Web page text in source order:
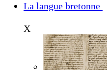
La langue bretonne
X